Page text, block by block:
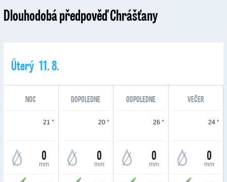
Dlouhodobá předpověď Chrášťany
Úterý 11. 8.
NOC DOPOLEDNE ODPOLEDNE VEČER
21 °
0
mm
20 °
0
mm
26 °
0
mm
24 °
0
mm